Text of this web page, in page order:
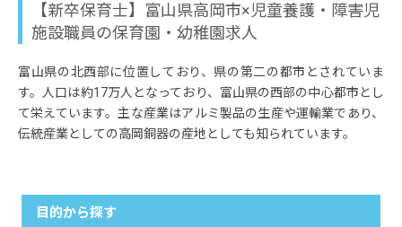
【新卒保育士】富山県高岡市×児童養護・障害児
施設職員の保育園・幼稚園求人
富山県の北西部に位置しており、県の第二の都市とされていま
す。人口は約17万人となっており、富山県の西部の中心都市とし
て栄えています。主な産業はアルミ製品の生産や運輸業であり、
伝統産業としての高岡銅器の産地としても知られています。
目的から探す